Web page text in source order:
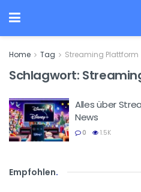
Home Tag Streaming Plattform
Schlagwort:
Alles über
News
0 1.5K
Empfohlen.